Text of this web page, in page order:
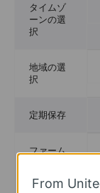
タイムゾ
ーンの選
択
地域の選
択
定期保存
ファーム
アップデ
From